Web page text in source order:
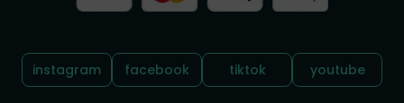
Sledujte nás:
instagram facebook tiktok youtube